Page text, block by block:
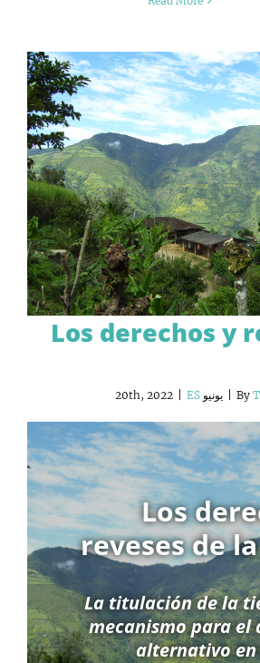
Los derechos y
By يونيو 20th, 2022 ES
Los
reveses de
La titulación de la
mecanismo para el
alternativo